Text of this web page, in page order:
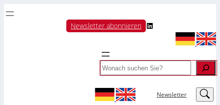
Newsletter abonnieren LinkedIn
Search
Newsletter LinkedIn